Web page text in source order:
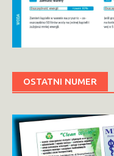
OSTATNI NUMER